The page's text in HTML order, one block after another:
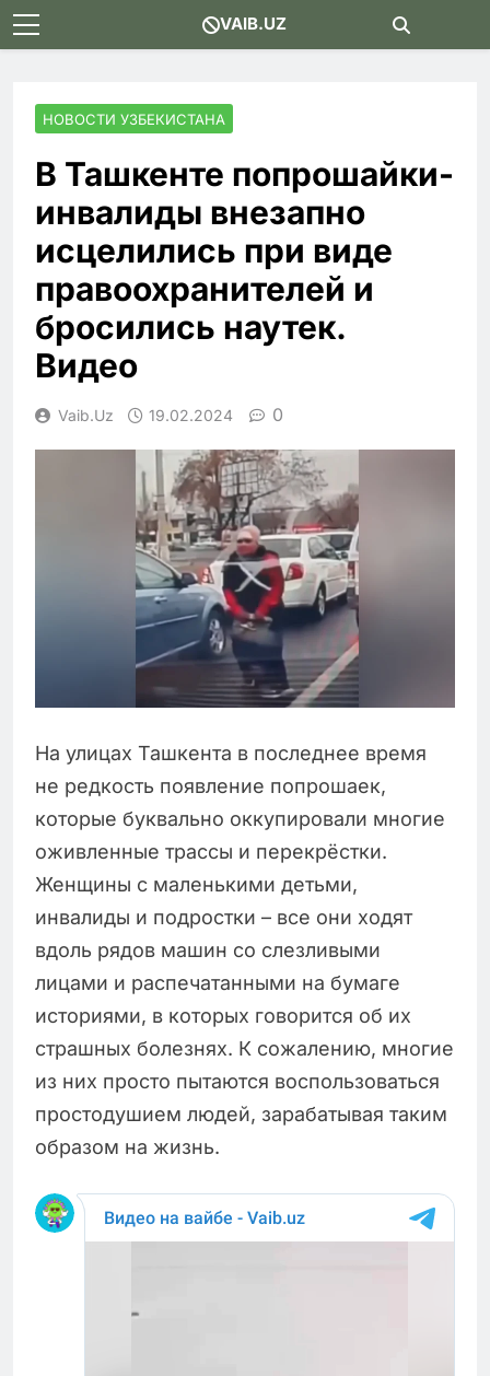
Skip
to
VAIB.UZ
НОВОСТИ УЗБЕКИСТАНА
В Ташкенте попрошайки-
инвалиды внезапно
исцелились при виде
правоохранителей и
бросились наутек.
Видео
Vaib.uz 19.02.2024 0
На улицах Ташкента в последнее время
не редкость появление попрошаек,
которые буквально оккупировали многие
оживленные трассы и перекрёстки.
Женщины с маленькими детьми,
инвалиды и подростки – все они ходят
вдоль рядов машин со слезливыми
лицами и распечатанными на бумаге
историями, в которых говорится об их
страшных болезнях. К сожалению, многие
из них просто пытаются воспользоваться
простодушием людей, зарабатывая таким
образом на жизнь.